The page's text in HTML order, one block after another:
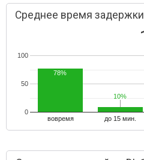
Среднее время задержки
вовремя до 15 мин.
0
50
100
78%
10%
10%